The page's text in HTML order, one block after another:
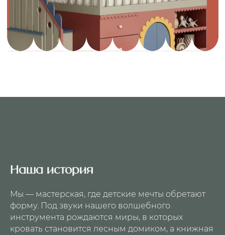
Наша история
Мы — мастерская, где детские мечты обретают
форму. Под звуки нашего волшебного
инструмента рождаются миры, в которых
кровать становится лесным домиком, а книжная